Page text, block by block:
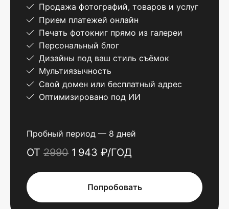
Продажа фотографий, товаров и услуг
Прием платежей онлайн
Печать фотокниг прямо из галереи
Персональный блог
Дизайны под ваш стиль съёмок
Мультиязычность
Свой домен или бесплатный адрес
Оптимизировано под ИИ
Пробный период — 8 дней
ОТ 2990 1 943 ₽/ГОД
Попробовать